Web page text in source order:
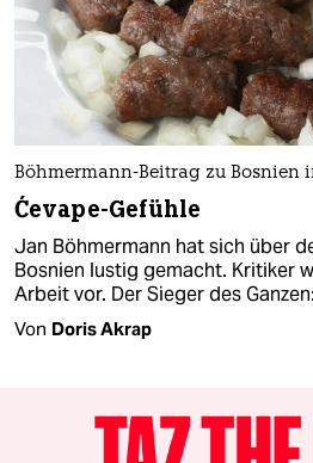
Böhmermann-Beitrag zu Bosnien
Ćevape-Gefühle
Jan Böhmermann hat sich über
Bosnien lustig gemacht. Kritiker
Arbeit vor. Der Sieger des
Von Doris Akrap